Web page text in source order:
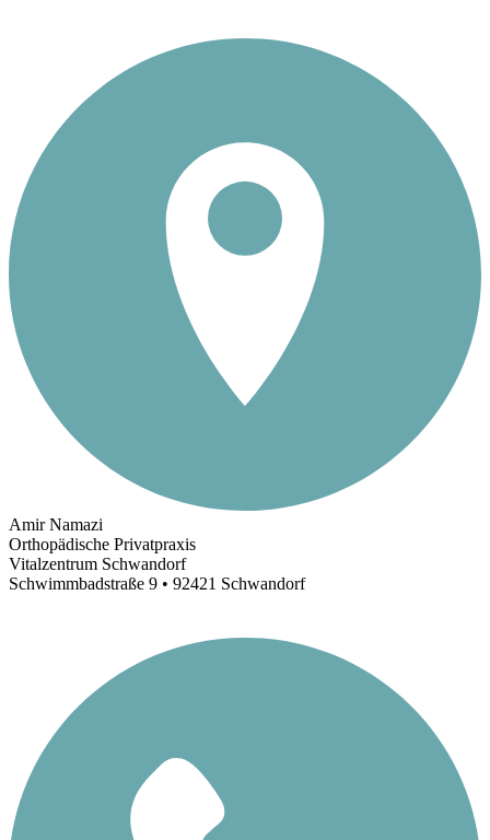
Amir Namazi
Orthopädische Privatpraxis
Vitalzentrum Schwandorf
Schwimmbadstraße 9 • 92421 Schwandorf